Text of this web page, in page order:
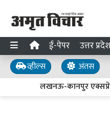
ई-पेपर उत्तर
व्हील्स अंतस
लखनऊ-कानपुर